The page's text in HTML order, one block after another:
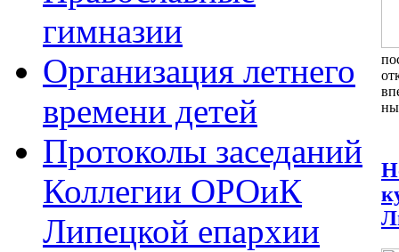
гимназии
Организация летнего
времени детей
Протоколы заседаний
Коллегии ОРОиК
Липецкой епархии